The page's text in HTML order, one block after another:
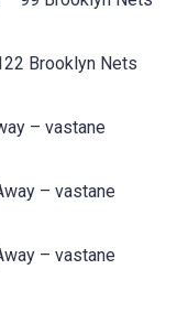
Brooklyn Nets
– vastane
– vastane
– vastane